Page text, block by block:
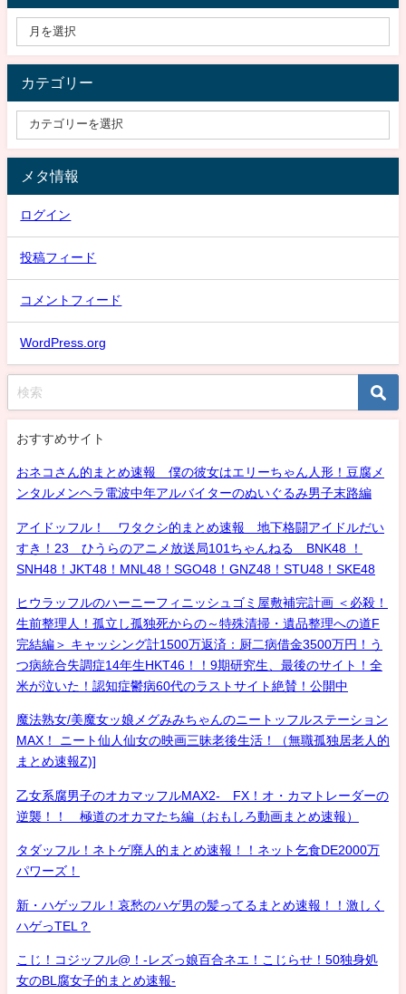
カテゴリー
メタ情報
ログイン
投稿フィード
コメントフィード
WordPress.org
おすすめサイト
おネコさん的まとめ速報 僕の彼女はエリーちゃん人形！豆腐メ
ンタルメンヘラ電波中年アルバイターのぬいぐるみ男子末路編
アイドッフル！ ワタクシ的まとめ速報 地下格闘アイドルだい
すき！23 ひうらのアニメ放送局101ちゃんねる BNK48 ！
SNH48！JKT48！MNL48！SGO48！GNZ48！STU48！SKE48
ヒウラッフルのハーニーフィニッシュゴミ屋敷補完計画 ＜必殺！
生前整理人！孤立し孤独死からの～特殊清掃・遺品整理への道F
完結編＞ キャッシング計1500万返済：厨二病借金3500万円！う
つ病統合失調症14年生HKT46！！9期研究生、最後のサイト！全
米が泣いた！認知症鬱病60代のラストサイト絶賛！公開中
魔法熟女/美魔女ッ娘メグみみちゃんのニートッフルステーション
MAX！ ニート仙人仙女の映画三昧老後生活！（無職孤独居老人的
まとめ速報Z)]
乙女系腐男子のオカマッフルMAX2- FX！オ・カマトレーダーの
逆襲！！ 極道のオカマたち編（おもしろ動画まとめ速報）
タダッフル！ネトゲ廃人的まとめ速報！！ネット乞食DE2000万
パワーズ！
新・ハゲッフル！哀愁のハゲ男の髪ってるまとめ速報！！激しく
ハゲっTEL？
こじ！コジッフル@！-レズっ娘百合ネエ！こじらせ！50独身処
女のBL腐女子的まとめ速報-